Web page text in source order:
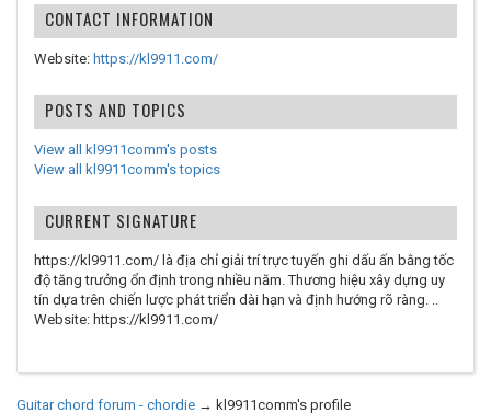
CONTACT INFORMATION
Website: https://kl9911.com/
POSTS AND TOPICS
View all kl9911comm's posts
View all kl9911comm's topics
CURRENT SIGNATURE
https://kl9911.com/ là địa chỉ giải trí trực tuyến ghi dấu ấn bằng tốc
độ tăng trưởng ổn định trong nhiều năm. Thương hiệu xây dựng uy
tín dựa trên chiến lược phát triển dài hạn và định hướng rõ ràng. ..
Website: https://kl9911.com/
Guitar chord forum - chordie → kl9911comm's profile